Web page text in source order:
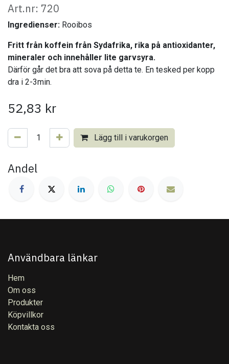
Art.nr: 720
Ingredienser: Rooibos
Fritt från koffein från Sydafrika, rika på antioxidanter,
mineraler och innehåller lite garvsyra.
Därför går det bra att sova på detta te. En tesked per kopp
dra i 2-3min.
52,83 kr
Lägg till i varukorgen
Andel
Användbara länkar
Hem
Om oss
Produkter
Köpvillkor
Kontakta oss